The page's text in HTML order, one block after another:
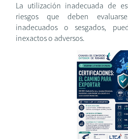
La utilización inadecuada de
riesgos que deben
inadecuados o sesgados,
inexactos o adversos.